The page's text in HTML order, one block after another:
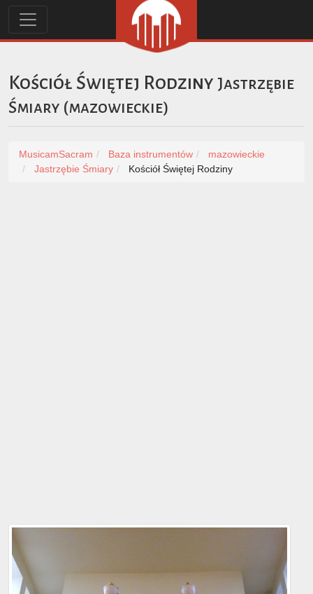
Kościół Świętej Rodziny Jastrzębie
Śmiary (mazowieckie)
MusicamSacram Baza instrumentów
mazowieckie
Jastrzębie Śmiary
Kościół Świętej Rodziny